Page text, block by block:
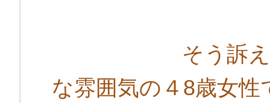
そう訴えるHさ
な雰囲気の４8歳女性